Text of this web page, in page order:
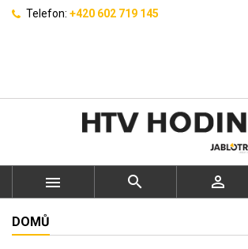
Telefon: +420 602 719 145
  
DOMŮ